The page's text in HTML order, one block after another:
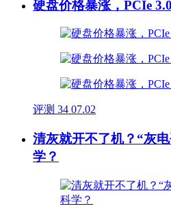
硬盘价格暴涨，PCIe
评测 34 07.02
清灰就开不了机？“灰
学？